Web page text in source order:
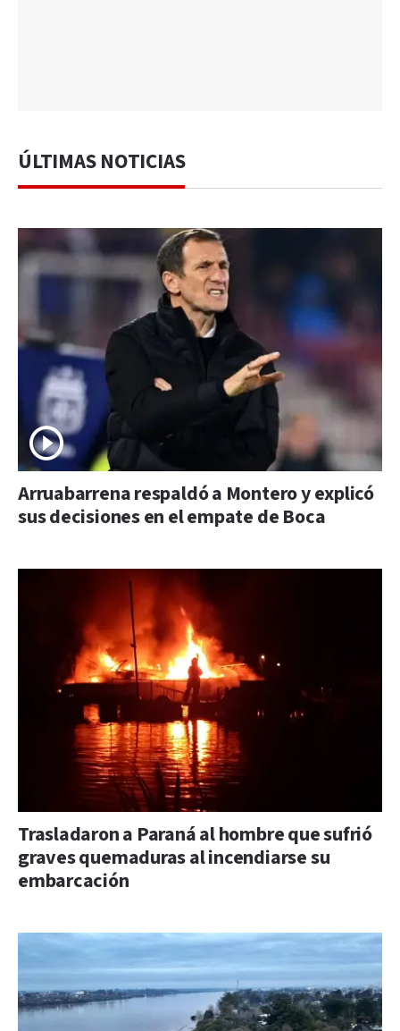
ÚLTIMAS NOTICIAS
Arruabarrena respaldó a Montero y explicó
sus decisiones en el empate de Boca
Trasladaron a Paraná al hombre que sufrió
graves quemaduras al incendiarse su
embarcación